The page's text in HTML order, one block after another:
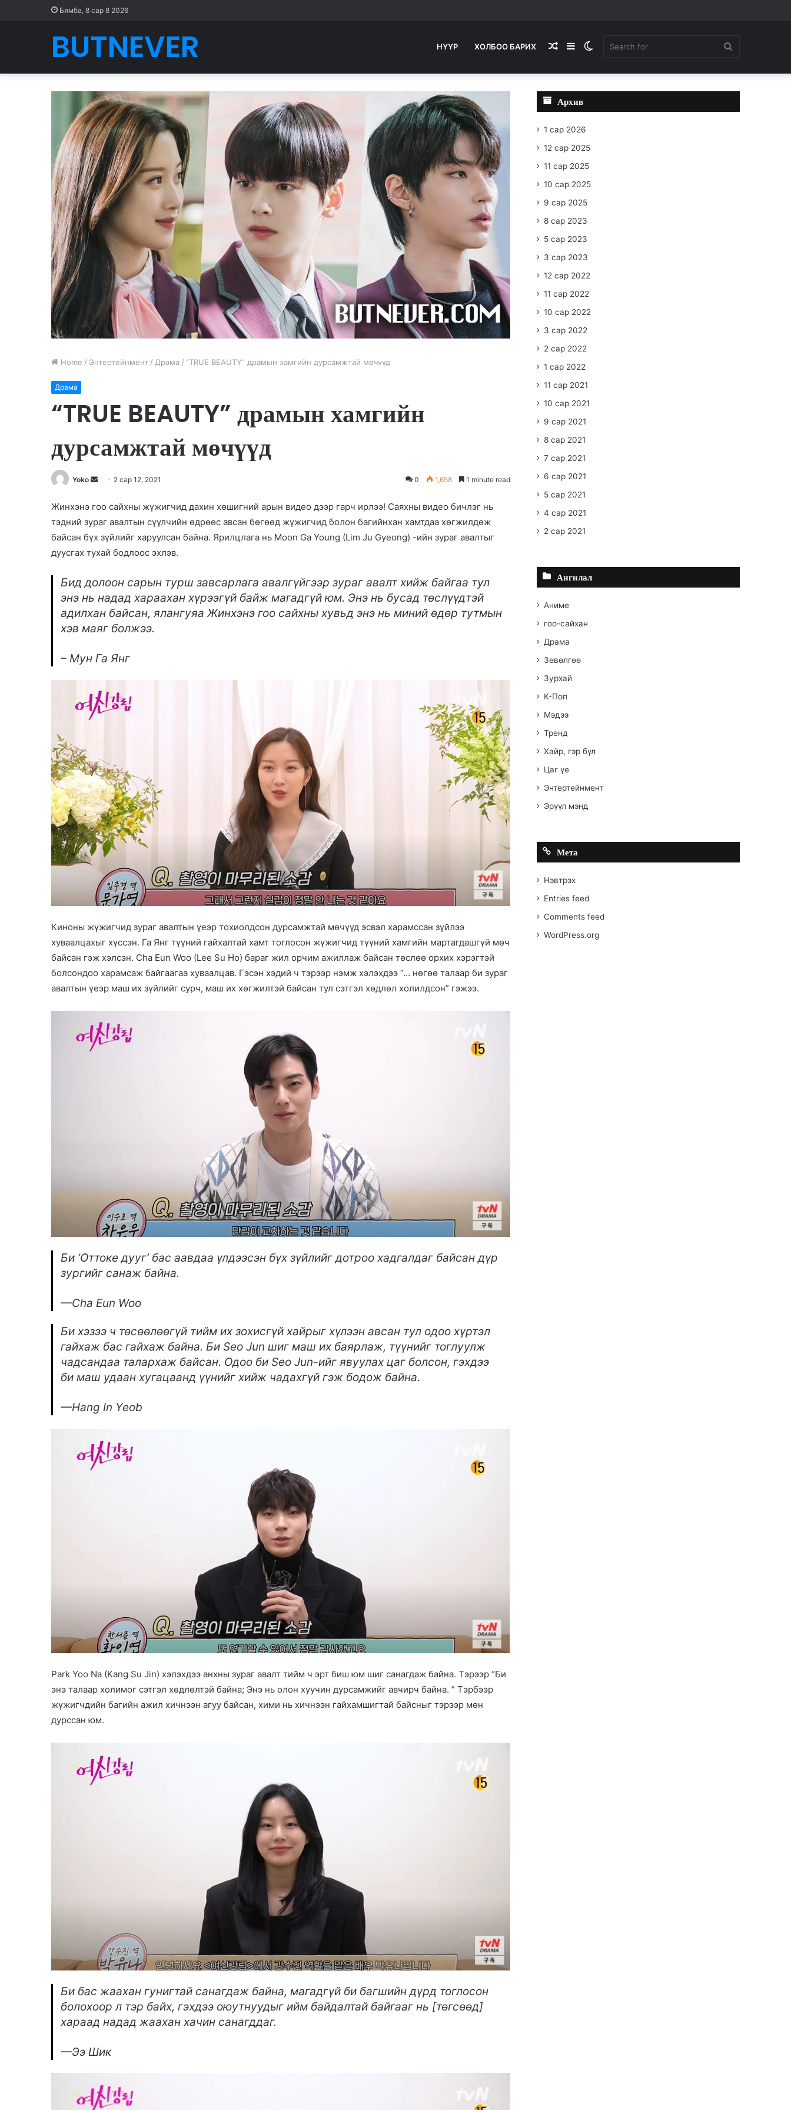
Бямба, 8 сар 8 2026
BUTNEVER НҮҮР ХОЛБОО БАРИХ Switch
Sidebar
Random
Article
Home / Энтертейнмент / Драма / “TRUE BEAUTY” драмын хамгийн дурсамжтай мөчүүд
Драма
“TRUE BEAUTY” драмын хамгийн
дурсамжтай мөчүүд
Yoko
n
d
a
n
m
2 сар 12, 2021 0 1,658 1 minute read
Жинхэнэ гоо сайхны жүжигчид дахин хөшигний арын видео дээр гарч ирлээ! Саяхны видео бичлэг нь
тэдний зураг авалтын сүүлчийн өдрөөс авсан бөгөөд жүжигчид болон багийнхан хамтдаа хөгжилдөж
байсан бүх зүйлийг харуулсан байна. Ярилцлага нь Moon Ga Young (Lim Ju Gyeong) -ийн зураг авалтыг
дуусгах тухай бодлоос эхлэв.
Бид долоон сарын турш завсарлага авалгүйгээр зураг авалт хийж байгаа тул
энэ нь надад хараахан хүрээгүй байж магадгүй юм. Энэ нь бусад төслүүдтэй
адилхан байсан, ялангуяа Жинхэнэ гоо сайхны хувьд энэ нь миний өдөр тутмын
хэв маяг болжээ.
– Мун Га Янг
Киноны жүжигчид зураг авалтын үеэр тохиолдсон дурсамжтай мөчүүд эсвэл харамссан зүйлээ
хуваалцахыг хүссэн. Га Янг түүний гайхалтай хамт тоглосон жүжигчид түүний хамгийн мартагдашгүй мөч
байсан гэж хэлсэн. Cha Eun Woo (Lee Su Ho) бараг жил орчим ажиллаж байсан төслөө орхих хэрэгтэй
болсондоо харамсаж байгаагаа хуваалцав. Гэсэн хэдий ч тэрээр нэмж хэлэхдээ “… нөгөө талаар би зураг
авалтын үеэр маш их зүйлийг сурч, маш их хөгжилтэй байсан тул сэтгэл хөдлөл холилдсон” гэжээ.
Би ‘Оттоке дууг’ бас аавдаа үлдээсэн бүх зүйлийг дотроо хадгалдаг байсан дүр
зургийг санаж байна.
—Cha Eun Woo
Би хэзээ ч төсөөлөөгүй тийм их зохисгүй хайрыг хүлээн авсан тул одоо хүртэл
гайхаж бас гайхаж байна. Би Seo Jun шиг маш их баярлаж, түүнийг тоглуулж
чадсандаа талархаж байсан. Одоо би Seo Jun-ийг явуулах цаг болсон, гэхдээ
би маш удаан хугацаанд үүнийг хийж чадахгүй гэж бодож байна.
—Hang In Yeob
Park Yoo Na (Kang Su Jin) хэлэхдээ анхны зураг авалт тийм ч эрт биш юм шиг санагдаж байна. Тэрээр “Би
энэ талаар холимог сэтгэл хөдлөлтэй байна; Энэ нь олон хуучин дурсамжийг авчирч байна. ” Тэрбээр
жүжигчдийн багийн ажил хичнээн агуу байсан, хими нь хичнээн гайхамшигтай байсныг тэрээр мөн
дурссан юм.
Би бас жаахан гунигтай санагдаж байна, магадгүй би багшийн дүрд тоглосон
болохоор л тэр байх, гэхдээ оюутнуудыг ийм байдалтай байгааг нь [төгсөөд]
хараад надад жаахан хачин санагддаг.
—Ээ Шик
Архив
1 сар 2026
12 сар 2025
11 сар 2025
10 сар 2025
9 сар 2025
8 сар 2023
5 сар 2023
3 сар 2023
12 сар 2022
11 сар 2022
10 сар 2022
3 сар 2022
2 сар 2022
1 сар 2022
11 сар 2021
10 сар 2021
9 сар 2021
8 сар 2021
7 сар 2021
6 сар 2021
5 сар 2021
4 сар 2021
2 сар 2021
Ангилал
Аниме
гоо-сайхан
Драма
Зөвөлгөө
Зурхай
К-Поп
Мэдээ
Тренд
Хайр, гэр бүл
Цаг үе
Энтертейнмент
Эрүүл мэнд
Мета
Нэвтрэх
Entries feed
Comments feed
WordPress.org